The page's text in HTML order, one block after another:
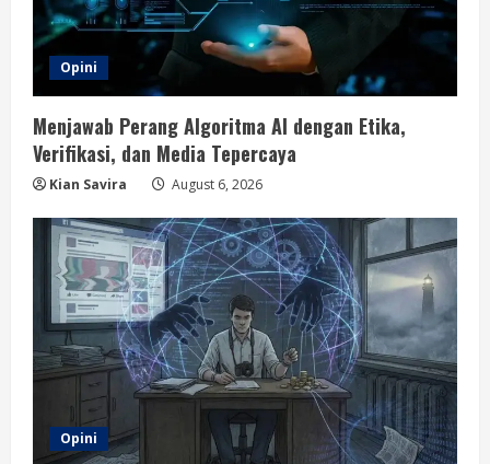
Opini
Menjawab Perang Algoritma AI dengan Etika,
Verifikasi, dan Media Tepercaya
Kian Savira August 6, 2026
Opini